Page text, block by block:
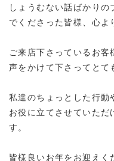
しょうむない話ばかり
でくださった皆様、心よ
ご来店下さっているお
声をかけて下さってとて
私達のちょっとした行動
お役に立てさせていただ
す。
皆様良いお年をお迎えく